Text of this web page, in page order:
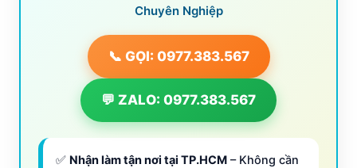
Chuyên Nghiệp
📞 GỌI: 0977.383.567
💬 ZALO: 0977.383.567
✅ Nhận làm tận nơi tại TP.HCM – Không cần